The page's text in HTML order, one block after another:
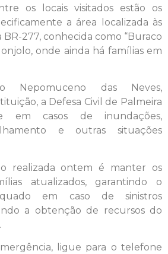
os locais visitados estão os
a área localizada às
277, conhecida como “Buraco
onde ainda há famílias em
Nepomuceno das Neves,
a Defesa Civil de Palmeira
em casos de inundações,
e outras situações
realizada ontem é manter os
atualizados, garantindo o
em caso de sinistros
a obtenção de recursos do
ligue para o telefone